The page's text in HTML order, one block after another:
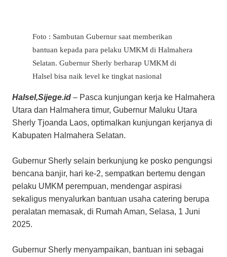
Foto : Sambutan Gubernur saat memberikan
bantuan kepada para pelaku UMKM di Halmahera
Selatan. Gubernur Sherly berharap UMKM di
Halsel bisa naik level ke tingkat nasional
Halsel,Sijege.id – Pasca kunjungan kerja ke Halmahera
Utara dan Halmahera timur, Gubernur Maluku Utara
Sherly Tjoanda Laos, optimalkan kunjungan kerjanya di
Kabupaten Halmahera Selatan.
Gubernur Sherly selain berkunjung ke posko pengungsi
bencana banjir, hari ke-2, sempatkan bertemu dengan
pelaku UMKM perempuan, mendengar aspirasi
sekaligus menyalurkan bantuan usaha catering berupa
peralatan memasak, di Rumah Aman, Selasa, 1 Juni
2025.
Gubernur Sherly menyampaikan, bantuan ini sebagai